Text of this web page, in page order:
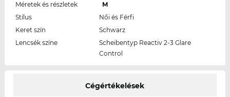
Méretek és részletek
M
Stílus
Női és Férfi
Keret szín
Schwarz
Lencsék színe
Scheibentyp Reactiv 2-3 Glare
Control
Cégértékelések